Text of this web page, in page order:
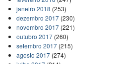
janeiro 2018 (253)
dezembro 2017(230)
novembro 2017(221)
outubro 2017(260)
setembro 2017(215)
agosto 2017(274)